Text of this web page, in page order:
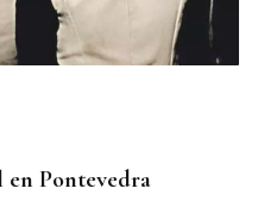
en Pontevedra